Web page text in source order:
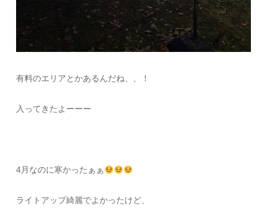
有料のエリアとかあるんだね、、！
入ってきたよーーー
4月なのに寒かったぁぁ
ライトアップ綺麗でよかったけど、